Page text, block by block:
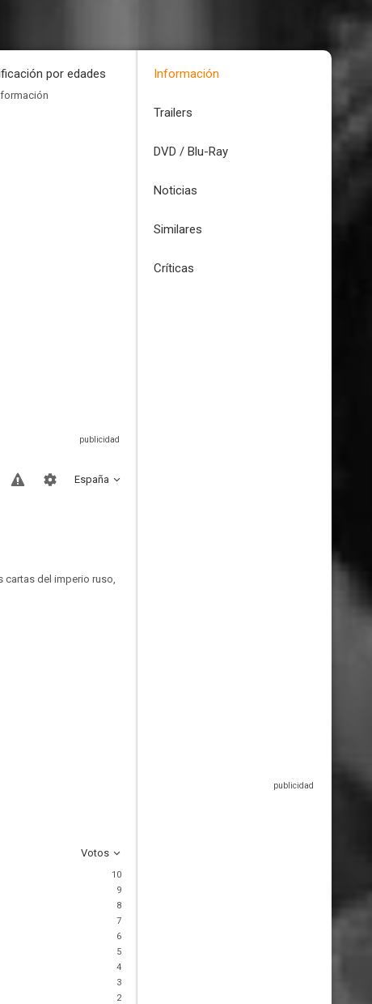
por edades
España
cartas del imperio ruso,
Votos
10
9
8
7
6
5
4
3
2
Información
Trailers
DVD / Blu-Ray
Noticias
Similares
Críticas